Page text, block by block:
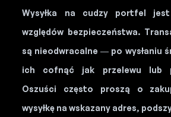
Wysyłka na cudzy portfel
względów bezpieczeństwa.
są nieodwracalne — po wysłaniu
ich cofnąć jak przelewu lub
Oszuści często proszą o
wysyłkę na wskazany adres,